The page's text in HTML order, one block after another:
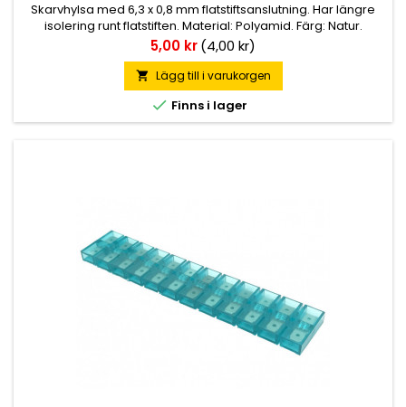
Skarvhylsa med 6,3 x 0,8 mm flatstiftsanslutning. Har längre
isolering runt flatstiften. Material: Polyamid. Färg: Natur.
Totallängd 48 mm. 50 st/förp.
Pris
5,00 kr(4,00 kr)
 Lägg till i varukorgen
 Finns i lager